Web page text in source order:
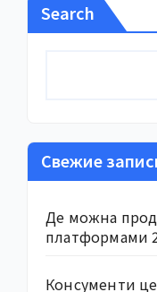
Search
Свежие
Де можна
платформами
Консументи